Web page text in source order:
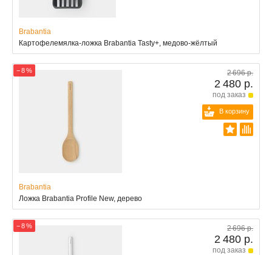
Brabantia
Картофелемялка-ложка Brabantia Tasty+, медово-жёлтый
− 8 % 2 696 р.
2 480 р.
под заказ
В корзину
Brabantia
Ложка Brabantia Profile New, дерево
− 8 % 2 696 р.
2 480 р.
под заказ